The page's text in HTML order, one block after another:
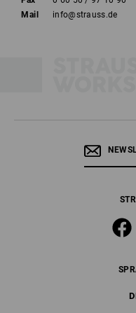
Mail
info@strauss.de